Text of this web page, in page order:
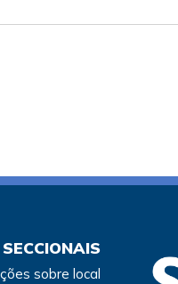
SECCIONAIS
sobre local